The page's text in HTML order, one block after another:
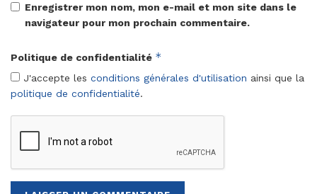
Enregistrer mon nom, mon e-mail et mon site dans le
navigateur pour mon prochain commentaire.
Politique de confidentialité *
J'accepte les conditions générales d'utilisation ainsi que la
politique de confidentialité.